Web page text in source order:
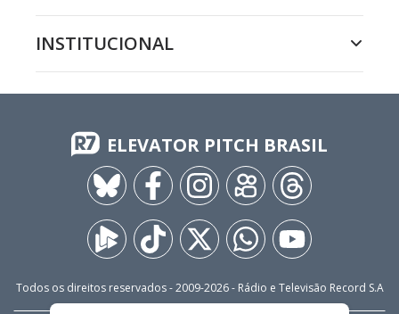
INSTITUCIONAL
ELEVATOR PITCH BRASIL
Todos os direitos reservados - 2009-2026- Rádio e Televisão Record S.A